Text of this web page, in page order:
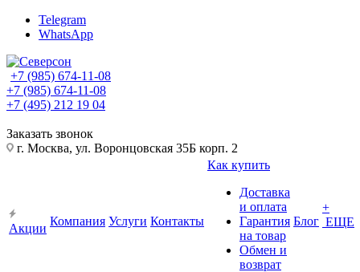
Telegram
WhatsApp
+7 (985) 674-11-08
+7 (985) 674-11-08
+7 (495) 212 19 04
Заказать звонок
г. Москва, ул. Воронцовская 35Б корп. 2
Акции
Компания Услуги Контакты
Как купить
Доставка
и оплата
Гарантия
на товар
Обмен и
возврат
Блог
+
ЕЩЕ